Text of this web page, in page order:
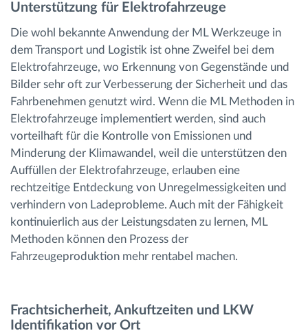
Unterstützung für Elektrofahrzeuge
Die wohl bekannte Anwendung der ML Werkzeuge in
dem Transport und Logistik ist ohne Zweifel bei dem
Elektrofahrzeuge, wo Erkennung von Gegenstände und
Bilder sehr oft zur Verbesserung der Sicherheit und das
Fahrbenehmen genutzt wird. Wenn die ML Methoden in
Elektrofahrzeuge implementiert werden, sind auch
vorteilhaft für die Kontrolle von Emissionen und
Minderung der Klimawandel, weil die unterstützen den
Auffüllen der Elektrofahrzeuge, erlauben eine
rechtzeitige Entdeckung von Unregelmessigkeiten und
verhindern von Ladeprobleme. Auch mit der Fähigkeit
kontinuierlich aus der Leistungsdaten zu lernen, ML
Methoden können den Prozess der
Fahrzeugeproduktion mehr rentabel machen.
Frachtsicherheit, Ankuftzeiten und LKW
Identifikation vor Ort